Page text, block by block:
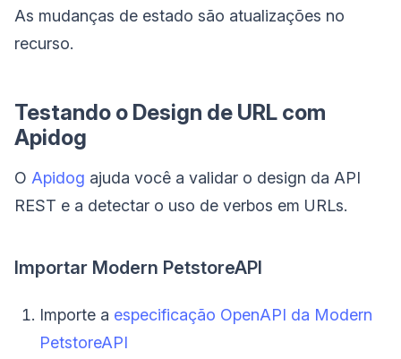
As mudanças de estado são atualizações no
recurso.
Testando o Design de URL com
Apidog
O Apidog ajuda você a validar o design da API
REST e a detectar o uso de verbos em URLs.
Importar Modern PetstoreAPI
Importe a especificação OpenAPI da Modern
PetstoreAPI